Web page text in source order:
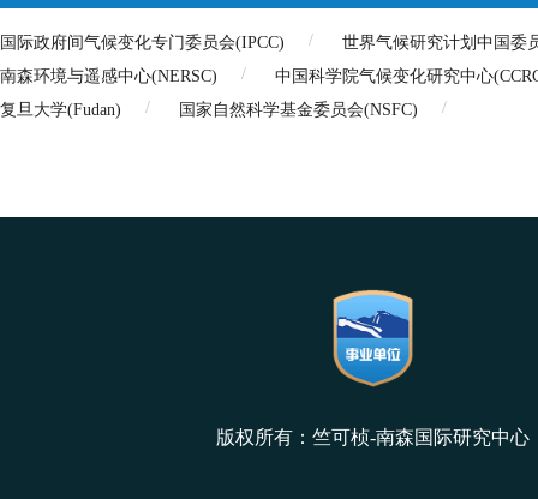
国际政府间气候变化专门委员会(IPCC)
世界气候研究计划中国委
南森环境与遥感中心(NERSC)
中国科学院气候变化研究中心
复旦大学(Fudan)
国家自然科学基金委员会(NSFC)
版权所有：竺可桢-南森国际研究中心